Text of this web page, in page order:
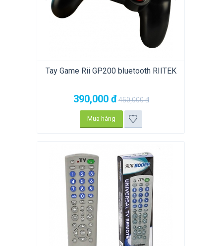
Tay Game Rii GP200 bluetooth RIITEK
390,000 đ450,000đ
Mua hàng